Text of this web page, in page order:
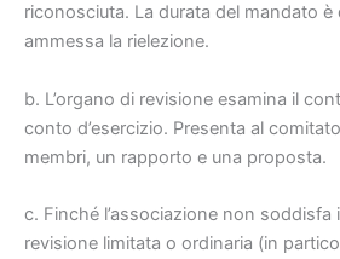
riconosciuta. La durata del mandato è
ammessa la rielezione.
b. L’organo di revisione esamina il
conto d’esercizio. Presenta al
membri, un rapporto e una proposta.
c. Finché l’associazione non soddisfa
revisione limitata o ordinaria (in